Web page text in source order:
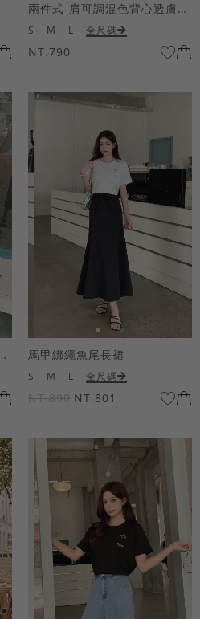
兩件式-肩可調混色背心透膚上衣套組
S M L 全尺碼
NT.790
心透膚上衣套組 馬甲綁繩魚尾長裙
S M L 全尺碼
NT.890 NT.801